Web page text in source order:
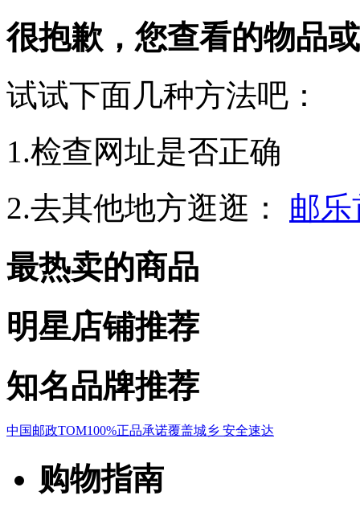
很抱歉，您查看的物品
试试下面几种方法吧：
1.检查网址是否正确
2.去其他地方逛逛：
邮
最热卖的商品
明星店铺推荐
知名品牌推荐
中国邮政TOM100%正品承诺覆盖城乡 安全速达
购物指南